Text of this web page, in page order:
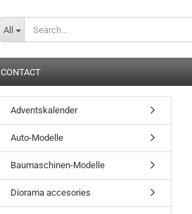
All
CONTACT
Adventskalender
Auto-Modelle
Baumaschinen-Modelle
Diorama accesories